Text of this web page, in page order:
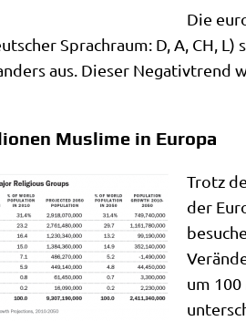
Die
Sprach­raum: D, A, CH,
aus. Die­ser
Muslime in Europa
Trotz
der
um